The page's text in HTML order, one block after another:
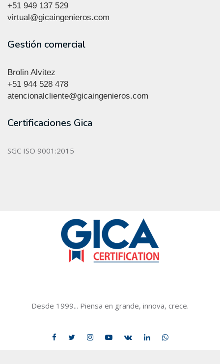
+51 949 137 529
virtual@gicaingenieros.com
Gestión comercial
Brolin Alvitez
+51 944 528 478
atencionalcliente@gicaingenieros.com
Certificaciones Gica
SGC ISO 9001:2015
Desde 1999... Piensa en grande, innova, crece.